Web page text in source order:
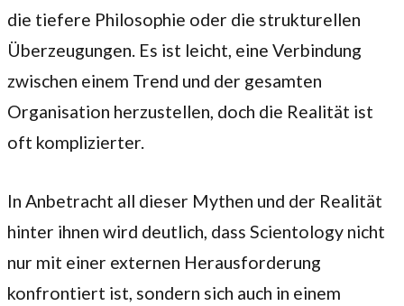
die tiefere Philosophie oder die strukturellen
Überzeugungen. Es ist leicht, eine Verbindung
zwischen einem Trend und der gesamten
Organisation herzustellen, doch die Realität ist
oft komplizierter.
In Anbetracht all dieser Mythen und der Realität
hinter ihnen wird deutlich, dass Scientology nicht
nur mit einer externen Herausforderung
konfrontiert ist, sondern sich auch in einem